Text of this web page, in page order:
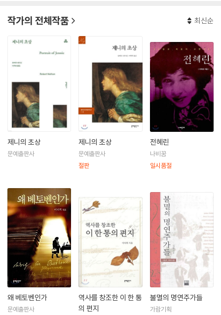
니체의 유저(遺著) 『니체, 최후의 고백』, 알프레드 아인슈타인의 『음악에
세이』, 바슬라프 니진스키의 『니진스키, 영혼의 절규』, 에바 르 갈리엔느의
『무대의 마술사 두제』, 베르나르 가보티의 『쇼팽-하늘로 가는 피아노 소
리』, 리처드 바크의 『갈매기의 꿈』, 로버트 네이선의 『제니의 초상』, 칼릴
지브란의 『부러진 날개』 등이 있다.
작가의 전체작품 최신순
제니의 초상
문예출판사
제니의 초상
문예출판사
절판
전혜린
나비꿈
일시품절
왜 베토벤인가
문예출판사
역사를 창조한 이 한 통
의 편지
불멸의 명연주가들
가람기획